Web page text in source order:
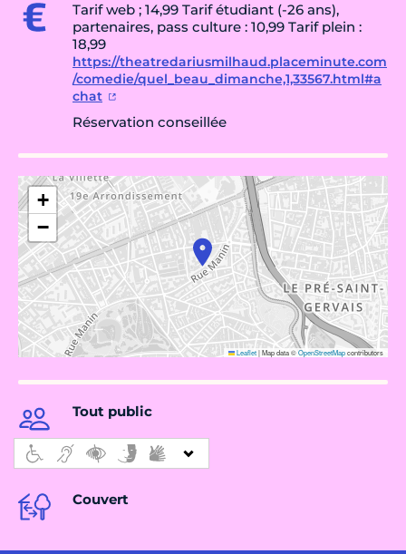
Tarif web ; 14,99 Tarif étudiant (-26 ans),
partenaires, pass culture : 10,99 Tarif plein :
18,99
https://theatredariusmilhaud.placeminute.com
/comedie/quel_beau_dimanche,1,33567.html#a
chat
Réservation conseillée
+
−
Leaflet|Map data ©OpenStreetMapcontributors
Tout public
Couvert